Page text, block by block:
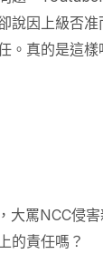
說因上級否准
。真的是這樣
大罵NCC侵
的責任嗎？